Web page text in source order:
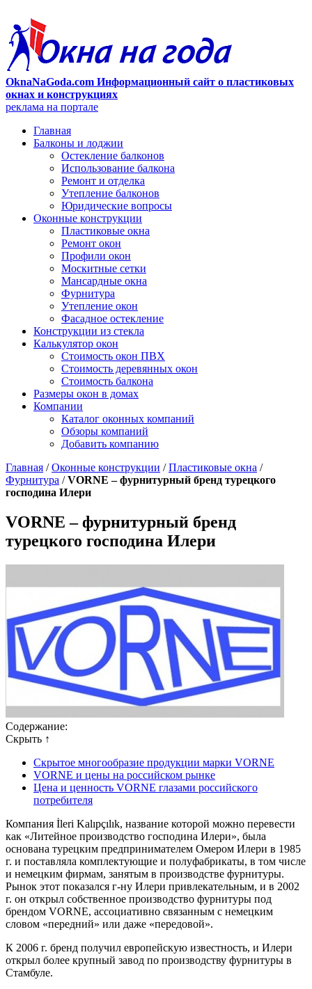
OknaNaGoda.com Информационный сайт о пластиковых
окнах и конструкциях
реклама на портале
Главная
Балконы и лоджии
Остекление балконов
Использование балкона
Ремонт и отделка
Утепление балконов
Юридические вопросы
Оконные конструкции
Пластиковые окна
Ремонт окон
Профили окон
Москитные сетки
Мансардные окна
Фурнитура
Утепление окон
Фасадное остекление
Конструкции из стекла
Калькулятор окон
Стоимость окон ПВХ
Стоимость деревянных окон
Стоимость балкона
Размеры окон в домах
Компании
Каталог оконных компаний
Обзоры компаний
Добавить компанию
Главная /Оконные конструкции /Пластиковые окна /
Фурнитура /VORNE – фурнитурный бренд турецкого
господина Илери
VORNE – фурнитурный бренд
турецкого господина Илери
Содержание:
Скрыть ↑
Скрытое многообразие продукции марки VORNE
VORNE и цены на российском рынке
Цена и ценность VORNE глазами российского
потребителя
Компания İleri Kalıpçılık, название которой можно перевести
как «Литейное производство господина Илери», была
основана турецким предпринимателем Омером Илери в 1985
г. и поставляла комплектующие и полуфабрикаты, в том числе
и немецким фирмам, занятым в производстве фурнитуры.
Рынок этот показался г-ну Илери привлекательным, и в 2002
г. он открыл собственное производство фурнитуры под
брендом VORNE, ассоциативно связанным с немецким
словом «передний» или даже «передовой».
К 2006 г. бренд получил европейскую известность, и Илери
открыл более крупный завод по производству фурнитуры в
Стамбуле.